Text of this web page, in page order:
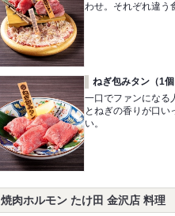
わせ。それぞれ違う
ねぎ包みタン（1個
一口でファンになる
とねぎの香りが口い
い。
焼肉ホルモン たけ田 金沢店 料理